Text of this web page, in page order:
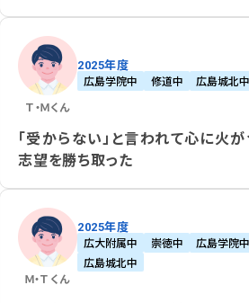
Ｔ・Ｍくん
2025年度
広島学院中 修道中 広島城北中
「受からない」と言われて心に火が
志望を勝ち取った
Ｍ・Ｔ くん
2025年度
広大附属中 崇徳中 広島学院中
広島城北中